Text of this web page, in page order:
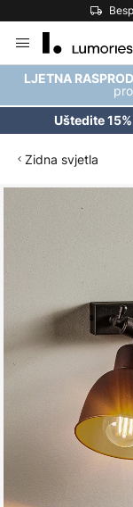
to
Content
LJETNA
Uštedite 15%
Zidna svjetla
end
of
images
gallery